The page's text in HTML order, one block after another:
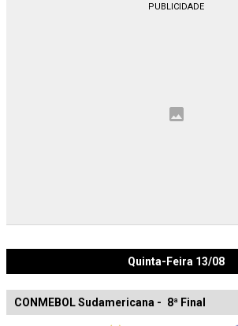
Quinta-Feira 13/08
CONMEBOL Sudamericana - 8ª Final